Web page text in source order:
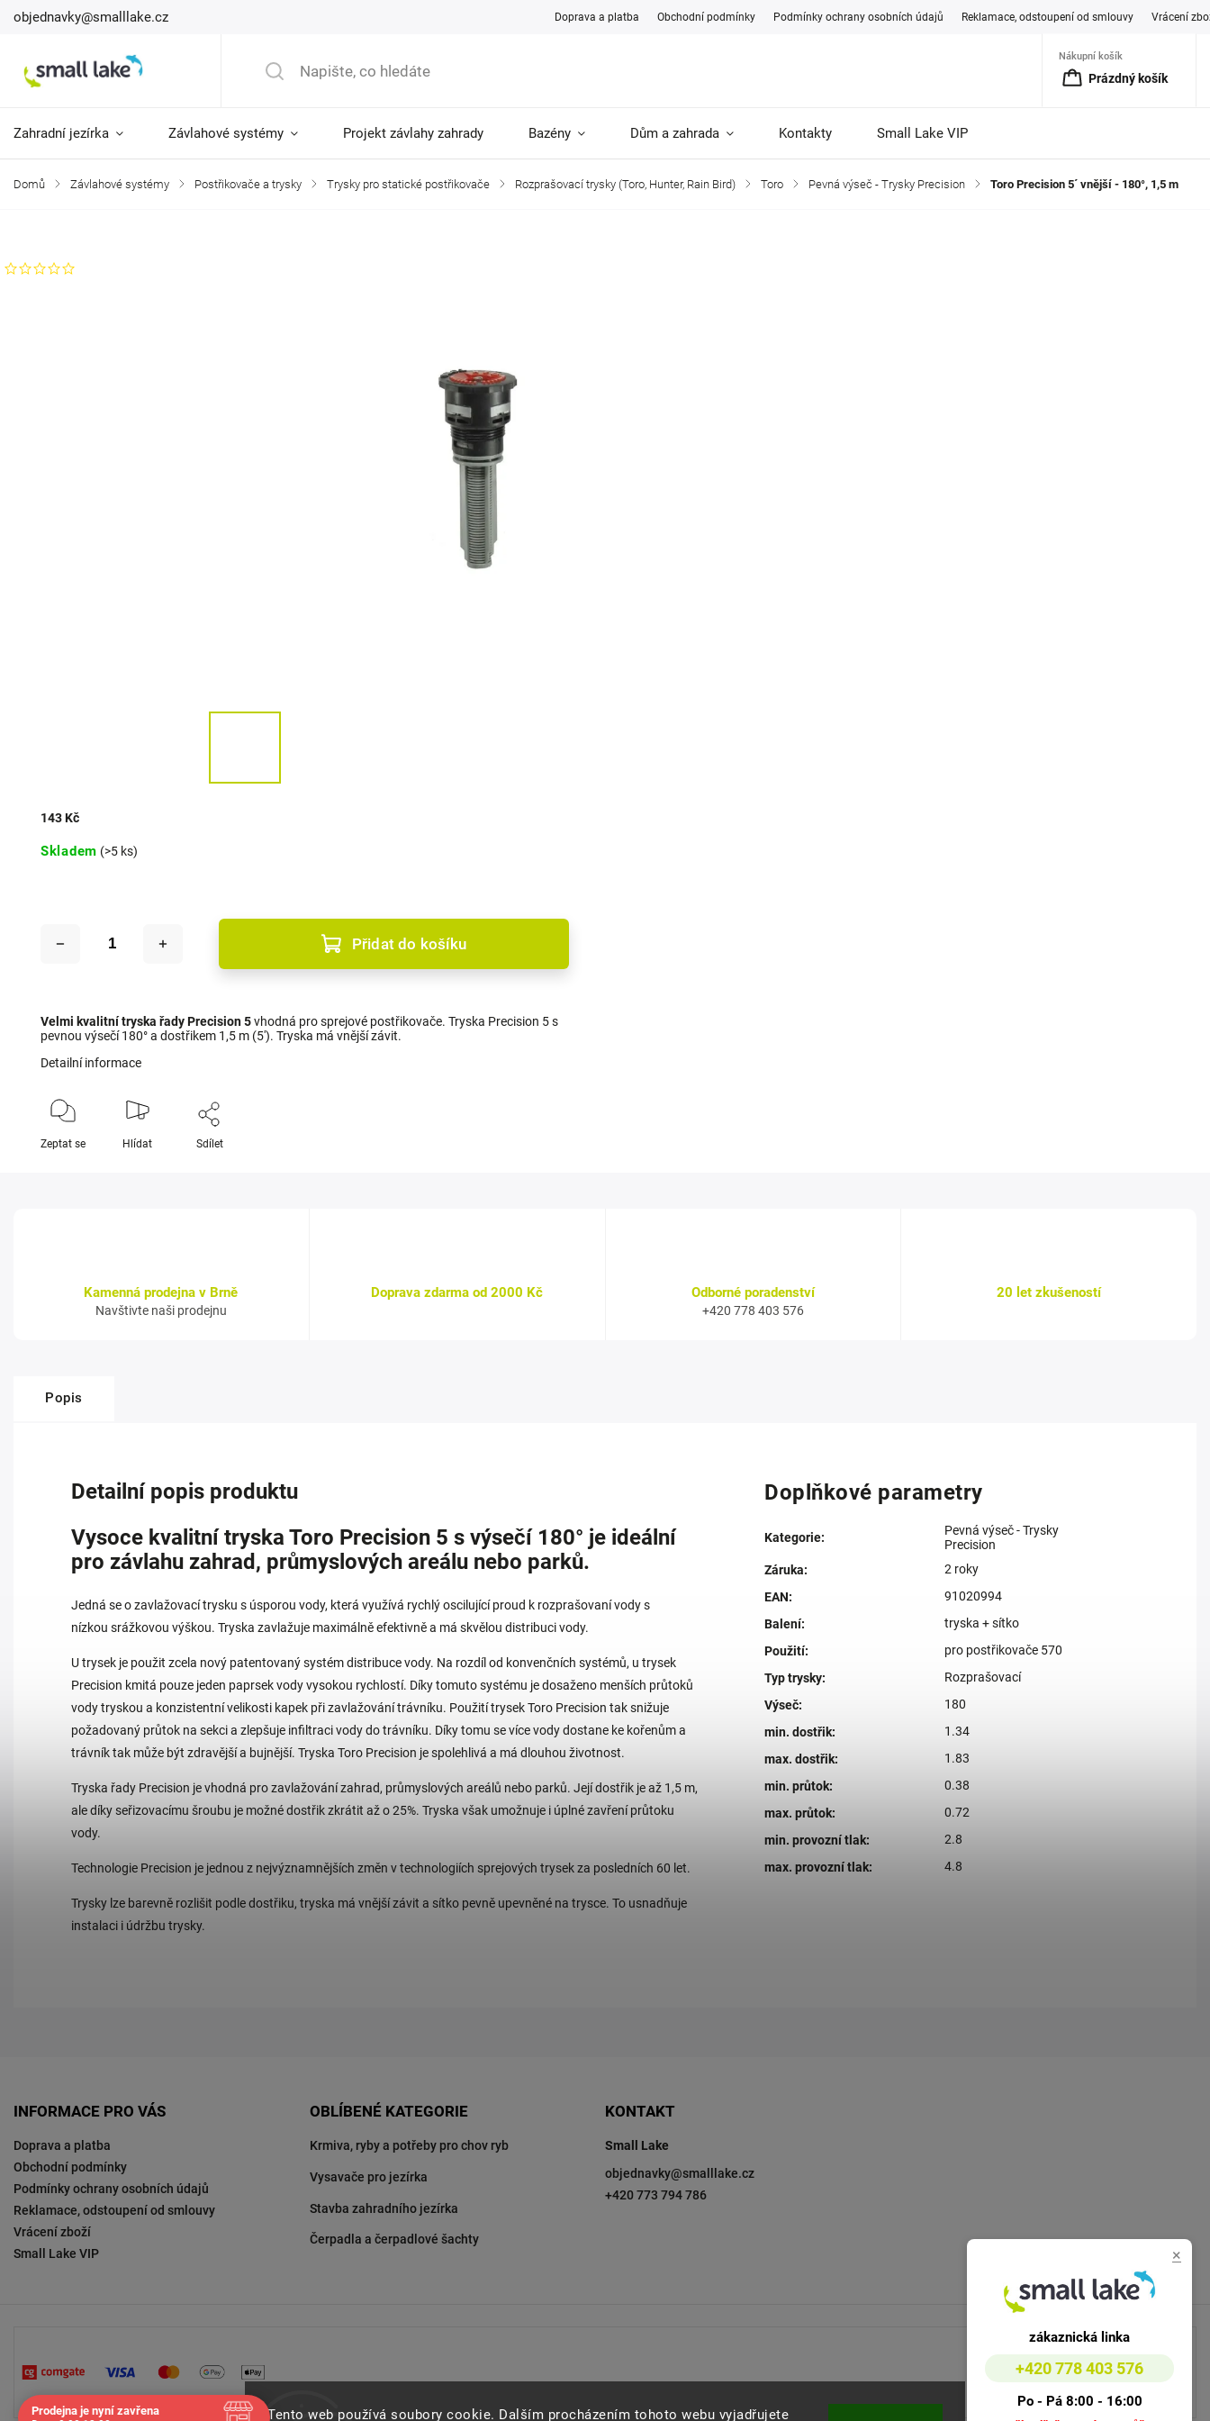
Tento web používá soubory cookie. Dalším procházením tohoto webu vyjadřujete
objednavky@smalllake.cz Doprava a platba Obchodní podmínky Podmínky ochrany osobních údajů Reklamace, odstoupení od smlouvy Vrácení
Nákupní košík
Prázdný košík
Zahradní jezírka Závlahové systémy Projekt závlahy zahrady Bazény Dům a zahrada Kontakty Small Lake VIP
Domů / Závlahové systémy / Postřikovače a trysky / Trysky pro statické postřikovače / Rozprašovací trysky (Toro, Hunter, Rain Bird) / Toro / Pevná výseč - Trysky Precision / Toro Precision 5´ vnější - 180°, 1,5 m
143 Kč
Skladem (>5 ks)
Přidat do košíku
Velmi kvalitní tryska řady Precision 5vhodná pro sprejové postřikovače. Tryska Precision 5 s
pevnou výsečí 180° a dostřikem 1,5 m (5'). Tryska má vnější závit.
Detailní informace
Zeptat se Hlídat Sdílet
Kamenná prodejna v Brně
Navštivte naši prodejnu
Doprava zdarma od 2000 Kč Odborné poradenství
+420 778 403 576
20 let zkušeností
Popis
Detailní popis produktu
Vysoce kvalitní tryska Toro Precision 5 s výsečí 180° je ideální
pro závlahu zahrad, průmyslových areálu nebo parků.
Jedná se o zavlažovací trysku s úsporou vody, která využívá rychlý oscilující proud k rozprašovaní vody s
nízkou srážkovou výškou. Tryska zavlažuje maximálně efektivně a má skvělou distribuci vody.
U trysek je použit zcela nový patentovaný systém distribuce vody. Na rozdíl od konvenčních systémů, u trysek
Precision kmitá pouze jeden paprsek vody vysokou rychlostí. Díky tomuto systému je dosaženo menších průtoků
vody tryskou a konzistentní velikosti kapek při zavlažování trávníku. Použití trysek Toro Precision tak snižuje
požadovaný průtok na sekci a zlepšuje infiltraci vody do trávníku. Díky tomu se více vody dostane ke kořenům a
trávník tak může být zdravější a bujnější. Tryska Toro Precision je spolehlivá a má dlouhou životnost.
Tryska řady Precision je vhodná pro zavlažování zahrad, průmyslových areálů nebo parků. Její dostřik je až 1,5 m,
ale díky seřizovacímu šroubu je možné dostřik zkrátit až o 25%. Tryska však umožnuje i úplné zavření průtoku
vody.
Technologie Precision je jednou z nejvýznamnějších změn v technologiích sprejových trysek za posledních 60 let.
Trysky lze barevně rozlišit podle dostřiku, tryska má vnější závit a sítko pevně upevněné na trysce. To usnadňuje
instalaci i údržbu trysky.
Doplňkové parametry
Kategorie:
Pevná výseč - Trysky
Precision
Záruka:
2 roky
EAN:
91020994
Balení:
tryska + sítko
Použití:
pro postřikovače 570
Typ trysky:
Rozprašovací
Výseč:
180
min. dostřik:
1.34
max. dostřik:
1.83
min. průtok:
0.38
max. průtok:
0.72
min. provozní tlak:
2.8
max. provozní tlak: 4.8
INFORMACE PRO VÁS
Doprava a platba
Obchodní podmínky
Podmínky ochrany osobních údajů
Reklamace, odstoupení od smlouvy
Vrácení zboží
Small Lake VIP
OBLÍBENÉ KATEGORIE
Krmiva, ryby a potřeby pro chov ryb
Vysavače pro jezírka
Stavba zahradního jezírka
Čerpadla a čerpadlové šachty
KONTAKT
Small Lake
objednavky@smalllake.cz
+420 773 794 786
Prodejna je nyní zavřena
×
zákaznická linka
+420 778 403 576
Po - Pá 8:00 - 16:00